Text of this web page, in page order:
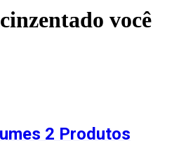
você
2 Produtos